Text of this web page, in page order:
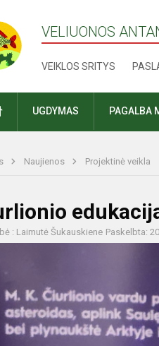
VELIUONOS
VEIKLOS SRITYS
PRADŽIAUGDYMAS PAGALBA
Naujienos Projektinė veikla
: Laimutė Šukauskiene Paskelbta: